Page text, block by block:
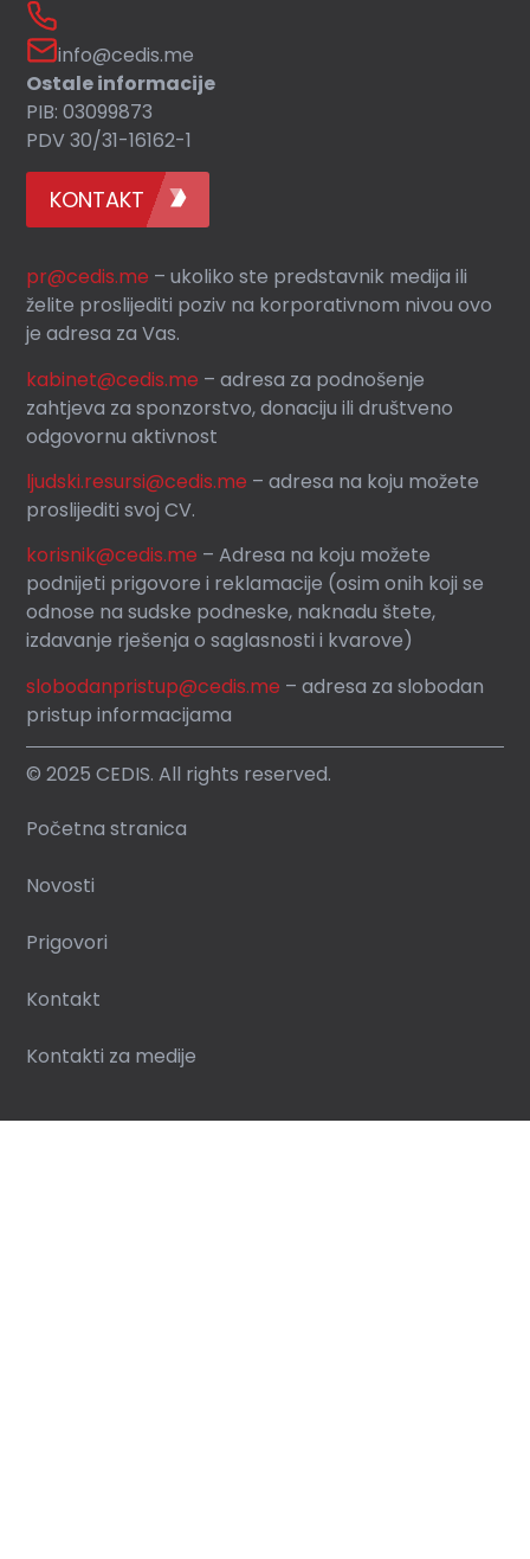
info@cedis.me
Ostale informacije
PIB: 03099873
PDV 30/31-16162-1
KONTAKT
pr@cedis.me – ukoliko ste predstavnik medija ili
želite proslijediti poziv na korporativnom nivou ovo
je adresa za Vas.
kabinet@cedis.me –adresa za podnošenje
zahtjeva za sponzorstvo, donaciju ili društveno
odgovornu aktivnost
ljudski.resursi@cedis.me – adresa na koju možete
proslijediti svoj CV.
korisnik@cedis.me – Adresa na koju možete
podnijeti prigovore i reklamacije (osim onih koji se
odnose na sudske podneske, naknadu štete,
izdavanje rješenja o saglasnosti i kvarove)
slobodanpristup@cedis.me – adresa za slobodan
pristup informacijama
© 2025 CEDIS. All rights reserved.
Početna stranica
Novosti
Prigovori
Kontakt
Kontakti za medije